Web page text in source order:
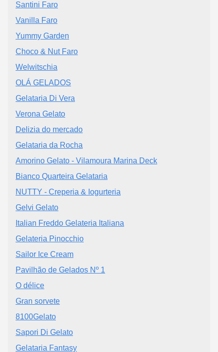
Santini Faro
Vanilla Faro
Yummy Garden
Choco & Nut Faro
Welwitschia
OLÁ GELADOS
Gelataria Di Vera
Verona Gelato
Delizia do mercado
Gelataria da Rocha
Amorino Gelato - Vilamoura Marina Deck
Bianco Quarteira Gelataria
NUTTY - Creperia & Iogurteria
Gelvi Gelato
Italian Freddo Gelateria Italiana
Gelateria Pinocchio
Sailor Ice Cream
Pavilhão de Gelados Nº 1
O délice
Gran sorvete
8100Gelato
Sapori Di Gelato
Gelataria Fantasy